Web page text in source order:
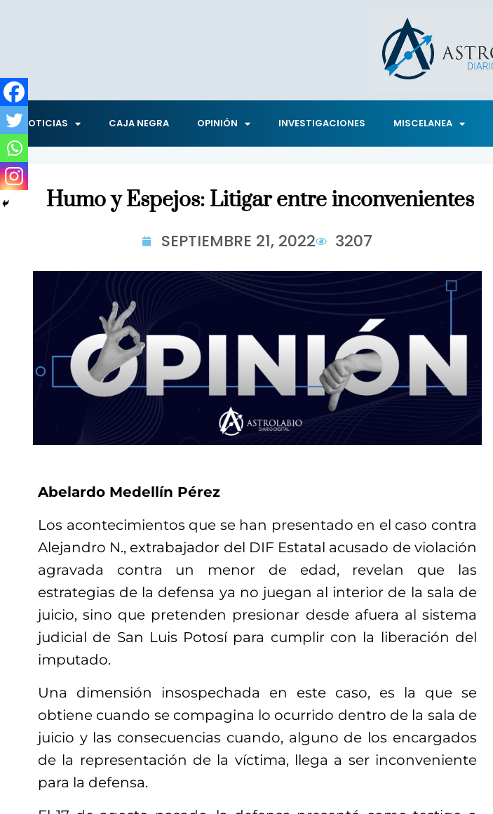
NOTICIAS CAJA NEGRA OPINIÓN INVESTIGACIONES MISCELANEA
Humo y Espejos: Litigar entre inconvenientes
SEPTIEMBRE 21, 2022 3207
Abelardo Medellín Pérez
Los acontecimientos que se han presentado en el caso contra
Alejandro N., extrabajador del DIF Estatal acusado de violación
agravada contra un menor de edad, revelan que las
estrategias de la defensa ya no juegan al interior de la sala de
juicio, sino que pretenden presionar desde afuera al sistema
judicial de San Luis Potosí para cumplir con la liberación del
imputado.
Una dimensión insospechada en este caso, es la que se
obtiene cuando se compagina lo ocurrido dentro de la sala de
juicio y las consecuencias cuando, alguno de los encargados
de la representación de la víctima, llega a ser inconveniente
para la defensa.